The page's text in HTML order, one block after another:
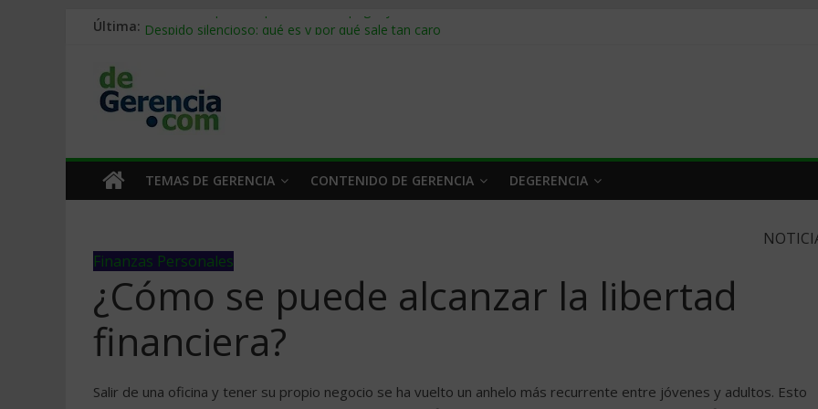
Última: Stablecoins para empresas: cómo pagar y cobrar en 2026
Trabajo forzoso en la cadena de suministro: qué hacer
Mercado hispano de EE. UU.: cómo segmentarlo y venderle
TEMAS DE GERENCIA CONTENIDO DE GERENCIA DEGERENCIA
Finanzas Personales
¿Cómo se puede alcanzar la libertad
financiera?
Salir de una oficina y tener su propio negocio se ha vuelto un anhelo más recurrente entre jóvenes y adultos. Esto